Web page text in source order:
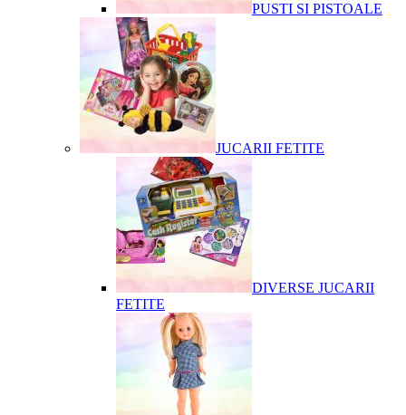
PUSTI SI PISTOALE
JUCARII FETITE
DIVERSE JUCARII
FETITE